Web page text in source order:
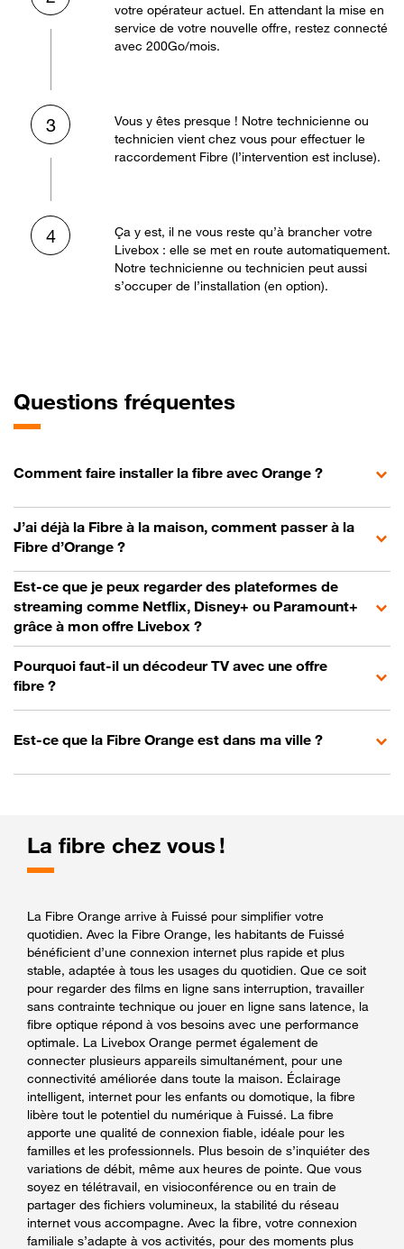
votre opérateur actuel. En attendant la mise en
service de votre nouvelle offre, restez connecté
avec 200Go/mois.
3
Vous y êtes presque ! Notre technicienne ou
technicien vient chez vous pour effectuer le
raccordement Fibre (l’intervention est incluse).
4
Ça y est, il ne vous reste qu’à brancher votre
Livebox : elle se met en route automatiquement.
Notre technicienne ou technicien peut aussi
s’occuper de l’installation (en option).
Questions fréquentes
Comment faire installer la fibre avec Orange ?
J’ai déjà la Fibre à la maison, comment passer à la
Fibre d’Orange ?
Est-ce que je peux regarder des plateformes de
streaming comme Netflix, Disney+ ou Paramount+
grâce à mon offre Livebox ?
Pourquoi faut-il un décodeur TV avec une offre
fibre ?
Est-ce que la Fibre Orange est dans ma ville ?
La fibre chez vous !
La Fibre Orange arrive à Fuissé pour simplifier votre
quotidien. Avec la Fibre Orange, les habitants de Fuissé
bénéficient d’une connexion internet plus rapide et plus
stable, adaptée à tous les usages du quotidien. Que ce soit
pour regarder des films en ligne sans interruption, travailler
sans contrainte technique ou jouer en ligne sans latence, la
fibre optique répond à vos besoins avec une performance
optimale. La Livebox Orange permet également de
connecter plusieurs appareils simultanément, pour une
connectivité améliorée dans toute la maison. Éclairage
intelligent, internet pour les enfants ou domotique, la fibre
libère tout le potentiel du numérique à Fuissé. La fibre
apporte une qualité de connexion fiable, idéale pour les
familles et les professionnels. Plus besoin de s’inquiéter des
variations de débit, même aux heures de pointe. Que vous
soyez en télétravail, en visioconférence ou en train de
partager des fichiers volumineux, la stabilité du réseau
internet vous accompagne. Avec la fibre, votre connexion
familiale s’adapte à vos activités, pour des moments plus